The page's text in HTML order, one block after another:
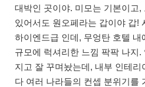
대박인 곳이야. 미모는 기본이고,
있어서도 원오페라는 갑이야 갑!
하이엔드급 인데, 무엉탄 호텔 내
규모에 럭셔리한 느낌 팍팍 나지
지고 잘 꾸며놨는데, 내부 인테
다 여러 나라들의 컨셉 분위기를